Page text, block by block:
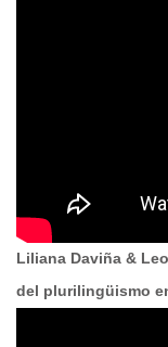
Liliana Daviña &
del plurilingüismo